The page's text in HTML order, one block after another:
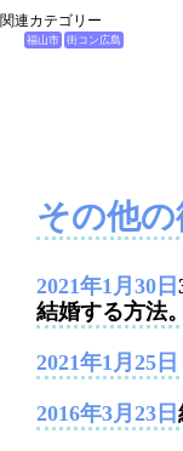
関連カテゴリー
福山市 街コン広島
その他
2021年1月30日
結婚する方法。
2021年1月25日
2016年3月23日